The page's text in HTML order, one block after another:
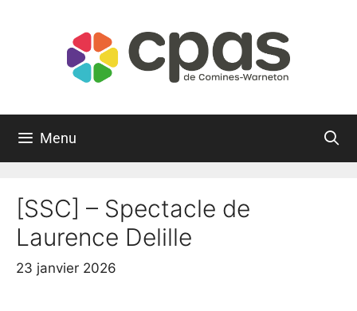
Menu
[SSC] – Spectacle de
Laurence Delille
23 janvier 2026